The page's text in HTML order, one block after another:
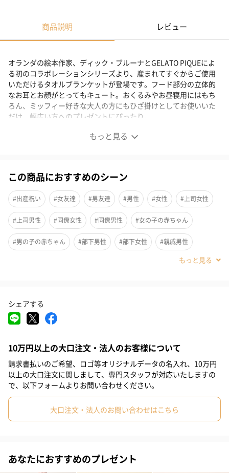
商品説明 レビュー
もっと見る
オランダの絵本作家、ディック・ブルーナとGELATO PIQUEによ
る初のコラボレーションシリーズより、産まれてすぐからご使用
いただけるタオルブランケットが登場です。フード部分の立体的
なお耳とお顔がとってもキュート。おくるみやお昼寝用にはもち
ろん、ミッフィー好きな大人の方にもひざ掛けとしてお使いいた
だけ、幅広い方へのプレゼントにぴったり。
ミッフィーとボリスのお顔をデザインした軽やかなブラン
うさぎの女の子「ミッフィー」の作者としておなじみのオランダ
の絵本作家、ディック・ブルーナとGELATO PIQUEによる初めて
のコラボレーションシリーズが登場。
オリジナルの軽やかな’ベビモコ’素材で作った、ミッフィーとボリ
スのお顔がついたベビーブランケットです。おくるみやお昼寝用
にはもちろん、「ミッフィー」好きな大人世代の方にもひざ掛け
カラーはミッフィーをイメージしたオフホワイトとボリスをイメ
合わせて、ギフトにもおすすめです。
Fabric
ふんわりと軽くやわらかな「ベビモコ」素材を使用しています。
子供たちの為に生まれた、ピュアな優しさを表現したニットで
す。小さなお子様にも着用いただけるよう、やや短毛に仕上げつ
この商品におすすめのシーン
#出産祝い #女友達 #男友達 #男性 #女性 #上司女性
#上司男性 #同僚女性 #同僚男性 #女の子の赤ちゃん
#男の子の赤ちゃん #部下男性 #部下女性 #親戚男性
#40代
シェアする
10万円以上の大口注文・法人のお客様について
請求書払いのご希望、ロゴ等オリジナルデータの名入れ、10万円
以上の大口注文に関しまして、専門スタッフが対応いたしますの
で、以下フォームよりお問い合わせください。
大口注文・法人のお問い合わせはこちら
あなたにおすすめのプレゼント